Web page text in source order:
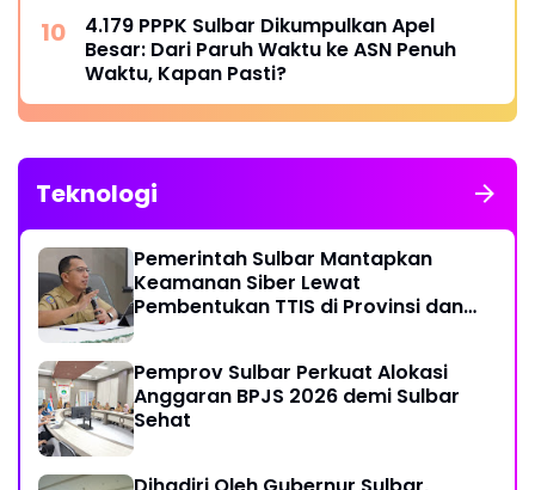
4.179 PPPK Sulbar Dikumpulkan Apel
Besar: Dari Paruh Waktu ke ASN Penuh
Waktu, Kapan Pasti?
Teknologi
Pemerintah Sulbar Mantapkan
Keamanan Siber Lewat
Pembentukan TTIS di Provinsi dan
Pemprov Sulbar Perkuat Alokasi
Anggaran BPJS 2026 demi Sulbar
Sehat